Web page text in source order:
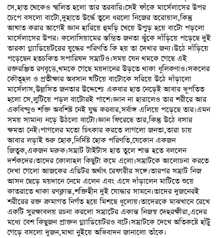
সে,হাত থেকেও স্খলিত হলো তার তরবারি।সেই ফাঁকে মার্সেলাসের উপর
চেপে বসলো বাটো,দুহাতে উর্দ্ধে তুলে ধরলো নিজের তরোয়াল,কিন্তু
আঘাত করার আগেই জ্ঞান হারিয়ে হুমড়ি খেয়ে উপুড় হয়ে বাটো পড়লো
মার্সেলাসের উপর। কলোসিয়ামের স্তম্ভিত জনতা ঝুঁকে দাঁড়িয়ে পড়েছে দুই
তারকা গ্ল্যাডিয়েটরের যুদ্ধের পরিণতি কি হয় তা দেখার জন্য।উঠে দাঁড়িয়ে
পড়েছেন হতচকিত সপারিষদ সম্রাটও।সময় যেন থমকে গেছে এই
রক্তরঞ্জিত রণবৃত্তে,থমকে গেছে ময়দানের উড়তে থাকা ধূলিকণাও।সকলের
কৌতূহল ও প্রতীক্ষার অবসান ঘটিয়ে বাটোকে সরিয়ে উঠে দাঁড়ালো
মার্সেলাস,উল্লসিত জনতার উদ্দেশ্যে একবার হাত নেড়েই আবার ভূপতিত
হলো সে,লুটিয়ে পড়ল বাটোরই পাশে।জ্ঞান না হারালেও তার শরীরে আর
একবিন্দুও শক্তি অবশিষ্ট নেই যুদ্ধ করবার,সর্বাঙ্গ এলিয়ে পড়েছে তার।এমন
সময় সামান্য নড়ে উঠলো বাটো।জ্ঞান ফিরেছে তার,কিন্তু উঠে বসার
ক্ষমতা নেই।পাগলের মতো চিৎকার করতে লাগলো জনতা,তারা চায়
আবার লড়াই শুরু হোক,নির্দিষ্ট হোক পরিণতি,যেকোন একজন
জিতুক,একজন মরুক।সম্রাট টাইটাস হাত তুলে শান্ত হতে বললেন
দর্শকদের।তাদের কোলাহল কিছুটা কমে এলো।সম্রাটকে আলোচনা করতে
দেখা গেলো আজকের এডিটর অর্থাৎ রেফারীর সঙ্গে।তারপর সম্রাট নিজ
আসন ছেড়ে ময়দানে নেমে এলেন এবং এসে দাঁড়ালেন মাটিতে শুয়ে
কাতরাতে থাকা রণক্লান্ত,শক্তিহীন দুই যোদ্ধার সামনে।তাদের দুজনেরই
শরীরের রক্ত ক্রমাগত নির্গত হয়ে মিশছে ধূলোয়।তাদেরকে মাঝখানে রেখে
একটি সুরক্ষাবলয় রচনা করলো সম্রাটের একান্ত নিজস্ব দেহরক্ষীরা,এদের
মধ্যে বেশ কিছুজন প্রাক্তন গ্ল্যাডিয়েটরও বটে।সম্রাটকে দেখে অতিকষ্টে হাঁটু
গেড়ে বসলো দুজন,মাথা নুইয়ে অভিবাদন জানালো তাঁকে।